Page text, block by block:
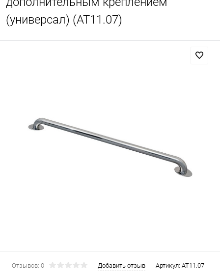
(универсал) (AT11.07)
Отзывов: 0 Добавить отзыв Артикул: AT11.07